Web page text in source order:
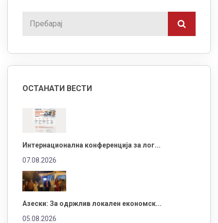
ОСТАНАТИ ВЕСТИ
Интернационална конференција за лог...
07.08.2026
Азески: За одржлив локален економск...
05.08.2026